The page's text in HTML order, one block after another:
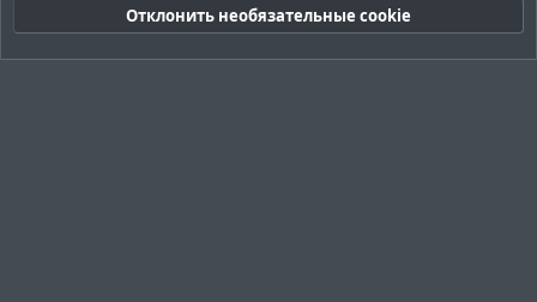
Обратная связь
Условия и правила
Политика конфиденциальности
Помощь
R
Отклонить необязательные cookie